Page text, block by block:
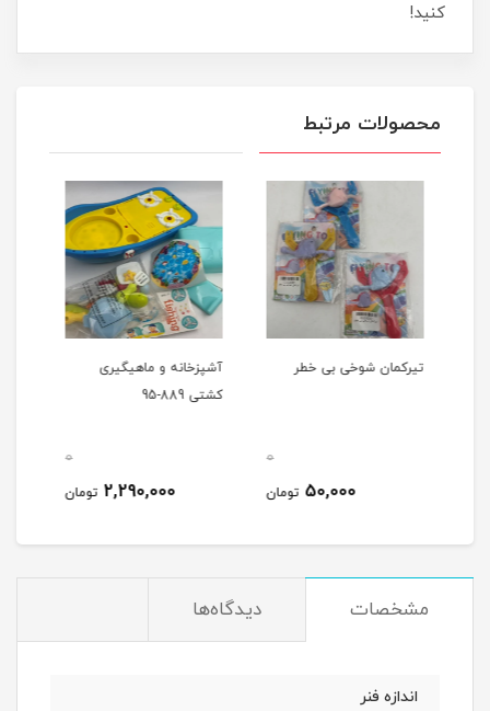
کنید!
محصولات مرتبط
تیرکمان شوخی بی خطر
0
50,000 تومان
آشپزخانه و ماهیگیری
کشتی 889-95
0
2,290,000 تومان
مشخصات دیدگاه‌ها
اندازه فنر